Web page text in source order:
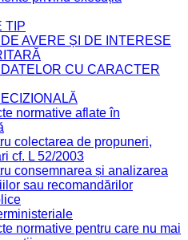
TIP
AVERE ȘI DE INTERESE
CU CARACTER
normative aflate în
colectarea de propuneri,
cf. L 52/2003
consemnarea și analizarea
sau recomandărilor
normative pentru care nu mai